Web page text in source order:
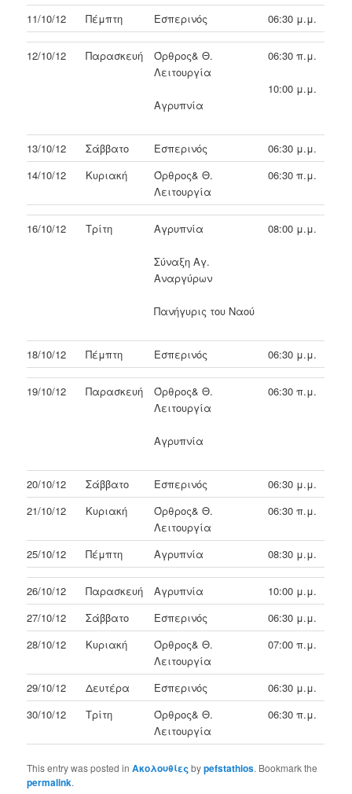
11/10/12 Πέμπτη Εσπερινός 06:30 μ.μ.
12/10/12 Παρασκευή
Όρθρος& Θ.
Λειτουργία
Αγρυπνία
06:30 π.μ.
10:00 μ.μ.
13/10/12 Σάββατο Εσπερινός
06:30 μ.μ.
14/10/12
Κυριακή
Όρθρος& Θ.
Λειτουργία
06:30 π.μ.
16/10/12 Τρίτη Αγρυπνία
Σύναξη Αγ.
Αναργύρων
Πανήγυρις του Ναού
08:00 μ.μ.
18/10/12 Πέμπτη Εσπερινός 06:30 μ.μ.
19/10/12 Παρασκευή
Όρθρος& Θ.
Λειτουργία
Αγρυπνία
06:30 π.μ.
20/10/12 Σάββατο Εσπερινός
06:30 μ.μ.
21/10/12
Κυριακή
Όρθρος& Θ.
Λειτουργία
06:30 π.μ.
25/10/12 Πέμπτη Αγρυπνία 08:30 μ.μ.
26/10/12 Παρασκευή Αγρυπνία
10:00 μ.μ.
27/10/12
Σάββατο Εσπερινός
06:30 μ.μ.
28/10/12
Κυριακή
Όρθρος& Θ.
Λειτουργία
07:00 π.μ.
29/10/12 Δευτέρα Εσπερινός
06:30 μ.μ.
30/10/12
Τρίτη
Όρθρος& Θ.
Λειτουργία
06:30 π.μ.
This entry was posted inΑκολουθίεςbypefstathios. Bookmark the
permalink.